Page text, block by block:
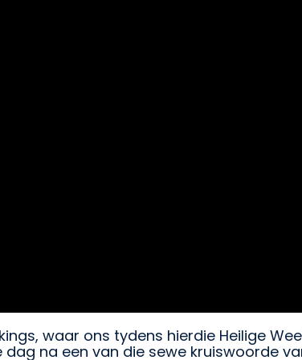
waar ons tydens hierdie Heilige
na een van die sewe kruiswoorde